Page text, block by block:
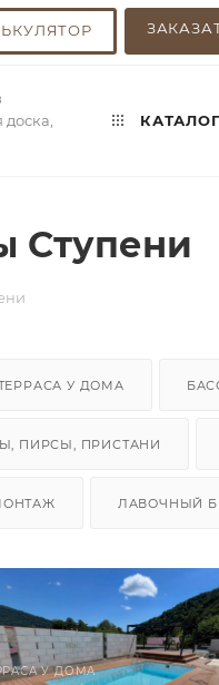
КАТАЛОГ
Ступени
У ДОМА
ПИРСЫ, ПРИСТАНИ
ЛАВОЧНЫЙ
У ДОМА